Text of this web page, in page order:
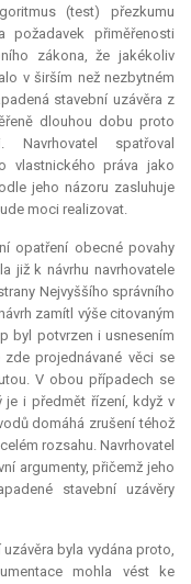
(test) přezkumu
požadavek přiměřenosti
zákona, že jakékoliv
v širším než nezbytném
stavební uzávěra z
dlouhou dobu proto
spatřoval
vlastnického práva jako
jeho názoru zasluhuje
moci realizovat.
opatření obecné povahy
již k návrhu navrhovatele
Nejvyššího správního
zamítl výše citovaným
byl potvrzen i usnesením
projednávané věci se
V obou případech se
je i předmět řízení, když v
domáhá zrušení téhož
rozsahu. Navrhovatel
argumenty, přičemž jeho
stavební uzávěry
byla vydána proto,
mohla vést ke